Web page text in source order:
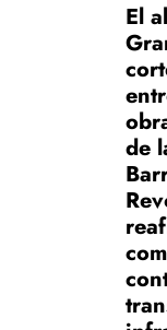
El
de